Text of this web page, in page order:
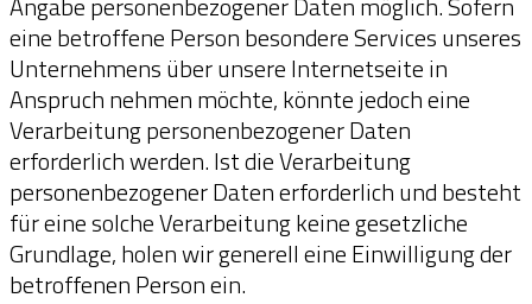
eine betroffene Person besondere Services unseres
Unternehmens über unsere Internetseite in
Anspruch nehmen möchte, könnte jedoch eine
Verarbeitung personenbezogener Daten
erforderlich werden. Ist die Verarbeitung
personenbezogener Daten erforderlich und besteht
für eine solche Verarbeitung keine gesetzliche
Grundlage, holen wir generell eine Einwilligung der
betroffenen Person ein.